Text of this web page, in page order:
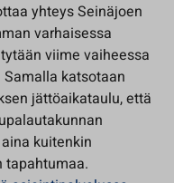
yhteys Seinäjoen
varhaisessa
viime vaiheessa
katsotaan
jättöaikataulu, että
kuitenkin
tapahtumaa.